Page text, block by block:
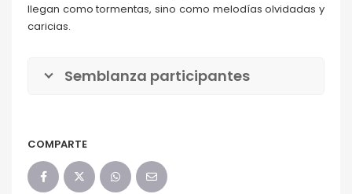
llegan como tormentas, sino como melodías olvidadas y
caricias.
Semblanza participantes
COMPARTE